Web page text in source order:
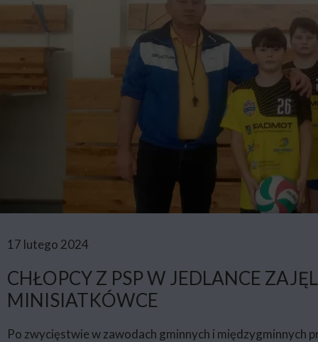
17 lutego 2024
CHŁOPCY Z PSP W JEDLANCE
MINISIATKÓWCE
Po zwycięstwie w zawodach gminnych i międzygminnych